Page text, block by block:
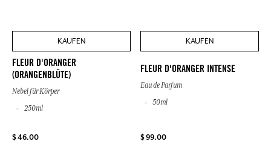
KAUFEN
FLEUR D'ORANGER
(ORANGENBLÜTE)
Nebel für Körper
250ml
$ 46.00
KAUFEN
FLEUR D'ORANGER INTENSE
Eau de Parfum
50ml
$ 99.00